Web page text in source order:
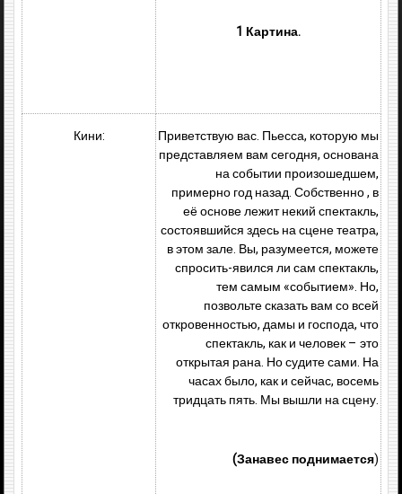
1 Картина.
Кини:
Приветствую вас. Пьесса, которую мы
представляем вам сегодня, основана
на событии произошедшем,
примерно год назад. Собственно , в
её основе лежит некий спектакль,
состоявшийся здесь на сцене театра,
в этом зале. Вы, разумеется, можете
спросить-явился ли сам спектакль,
тем самым «событием». Но,
позвольте сказать вам со всей
откровенностью, дамы и господа, что
спектакль, как и человек – это
открытая рана. Но судите сами. На
часах было, как и сейчас, восемь
тридцать пять. Мы вышли на сцену.
(Занавес поднимается)